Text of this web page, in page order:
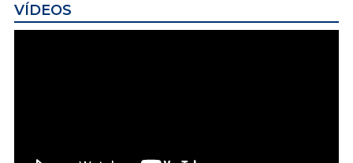
VÍDEOS